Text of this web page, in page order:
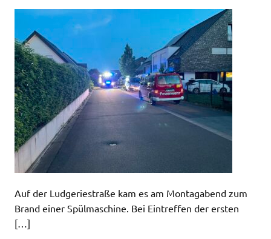
Auf der Ludgeriestraße kam es am Montagabend zum
Brand einer Spülmaschine. Bei Eintreffen der ersten
[…]